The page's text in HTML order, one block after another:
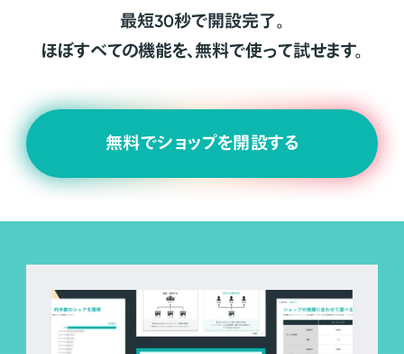
最短30秒で開設完了。
ほぼすべての機能を、無料で使って試せます。
無料でショップを開設する